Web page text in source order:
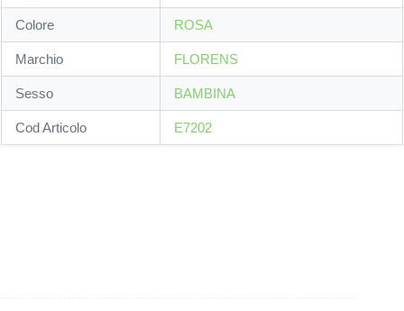
Colore ROSA
Marchio FLORENS
Sesso BAMBINA
Cod Articolo E7202